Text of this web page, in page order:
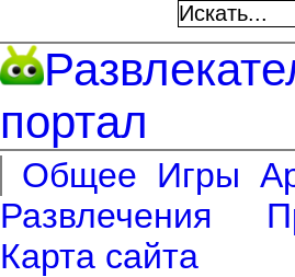
портал
Общее Игры
Развлечения
Карта сайта